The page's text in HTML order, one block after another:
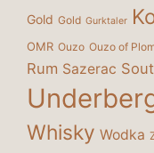
Gold Gold Gurktaler
OMR Ouzo Ouzo of
Rum Sazerac
Whisky Wodka